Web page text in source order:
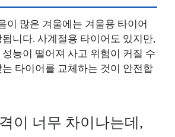
이 많은 겨울에는 겨울용 타이어
니다. 사계절용 타이어도 있지만,
능이 떨어져 사고 위험이 커질 수
타이어를 교체하는 것이 안전합
이 너무 차이나는데,